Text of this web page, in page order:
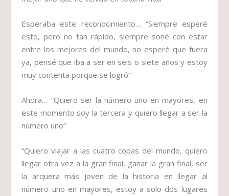
Esperaba este reconocimiento… “Siempre esperé
esto, pero no tan rápido, siempre soné con estar
entre los mejores del mundo, no esperé que fuera
ya, pensé que iba a ser en seis o siete años y estoy
muy contenta porque se logró”
Ahora… “Quiero ser la número uno en mayores, en
este momento soy la tercera y quiero llegar a ser la
número uno”
“Quiero viajar a las cuatro copas del mundo, quiero
llegar otra vez a la gran final, ganar la gran final, ser
la arquera más joven de la historia en llegar al
número uno en mayores, estoy a solo dos lugares